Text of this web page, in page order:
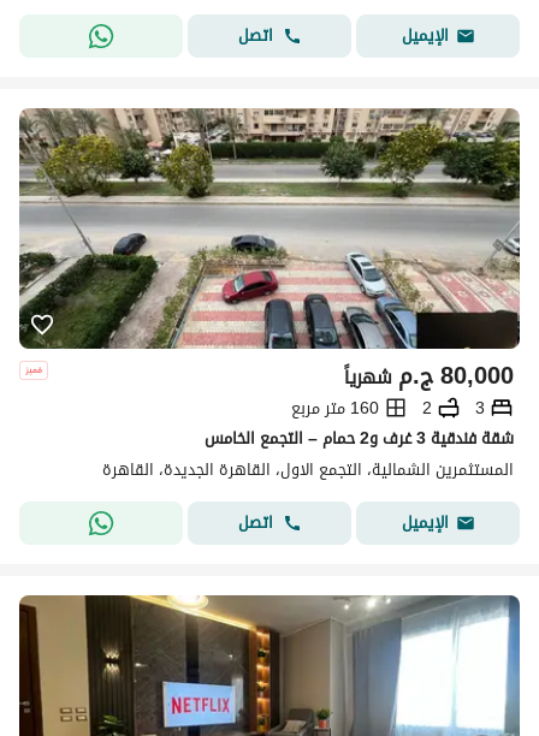
الإيميل
اتصل
ج.م80,000 شهرياً
3
2
160 متر مربع
شقة فندقية 3 غرف و2 حمام – التجمع الخامس
المستثمرين الشمالية، التجمع الاول، القاهرة الجديدة، القاهرة
الإيميل
اتصل